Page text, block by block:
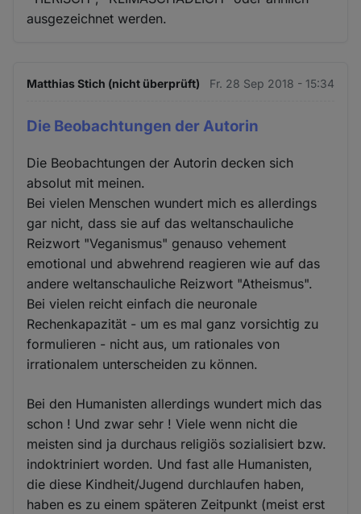
ausgezeichnet werden.
Matthias Stich (nicht überprüft) Fr. 28 Sep 2018 - 15:34
Die Beobachtungen der Autorin
Die Beobachtungen der Autorin decken sich
absolut mit meinen.
Bei vielen Menschen wundert mich es allerdings
gar nicht, dass sie auf das weltanschauliche
Reizwort "Veganismus" genauso vehement
emotional und abwehrend reagieren wie auf das
andere weltanschauliche Reizwort "Atheismus".
Bei vielen reicht einfach die neuronale
Rechenkapazität - um es mal ganz vorsichtig zu
formulieren - nicht aus, um rationales von
irrationalem unterscheiden zu können.
Bei den Humanisten allerdings wundert mich das
schon ! Und zwar sehr ! Viele wenn nicht die
meisten sind ja durchaus religiös sozialisiert bzw.
indoktriniert worden. Und fast alle Humanisten,
die diese Kindheit/Jugend durchlaufen haben,
haben es zu einem späteren Zeitpunkt (meist erst